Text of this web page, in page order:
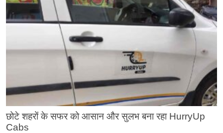
छोटे शहरों के सफर को आसान और सुलभ बना रहा HurryUp
Cabs